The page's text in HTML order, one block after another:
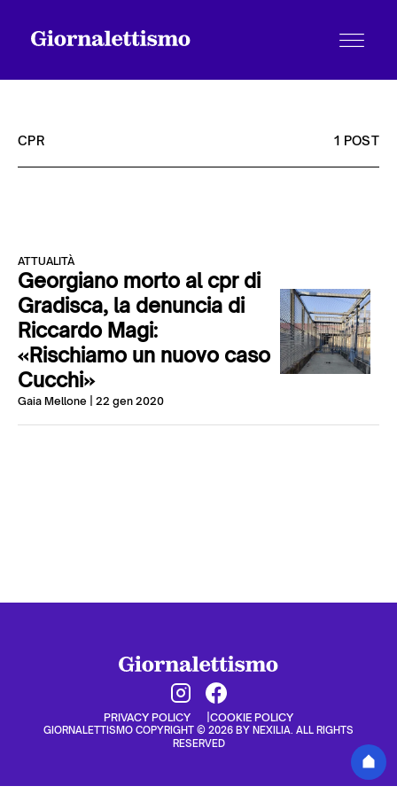
Chi siamo
Contatti
CPR 1 POST
ATTUALITÀ
Georgiano morto al cpr di
Gradisca, la denuncia di
Riccardo Magi:
«Rischiamo un nuovo caso
Cucchi»
Gaia Mellone | 22 gen 2020
PRIVACY POLICY COOKIE POLICY
GIORNALETTISMO COPYRIGHT © 2026 BY NEXILIA. ALL RIGHTS
RESERVED